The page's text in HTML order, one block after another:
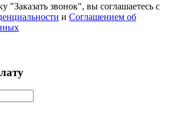
"Заказать звонок", вы соглашаетесь с
и Соглашением об